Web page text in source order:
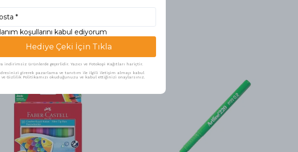
koşullarını kabul ediyorum
Hediye Çeki İçin Tıkla
indirimsiz ürünlerde geçerlidir. Yazıcı ve Fotokopi Kağıtları hariçtir.
girerek pazarlama ve tanıtım ile ilgili iletişim almayı kabul
Gizlilik Politikamızı okuduğunuzu ve kabul ettiğinizi onaylarsınız.